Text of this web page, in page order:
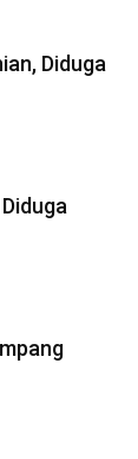
Diduga